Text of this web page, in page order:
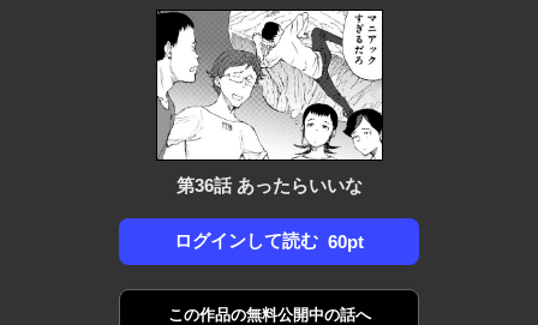
第36話 あったらいいな
ログインして読む 60pt
この作品の無料公開中の話へ